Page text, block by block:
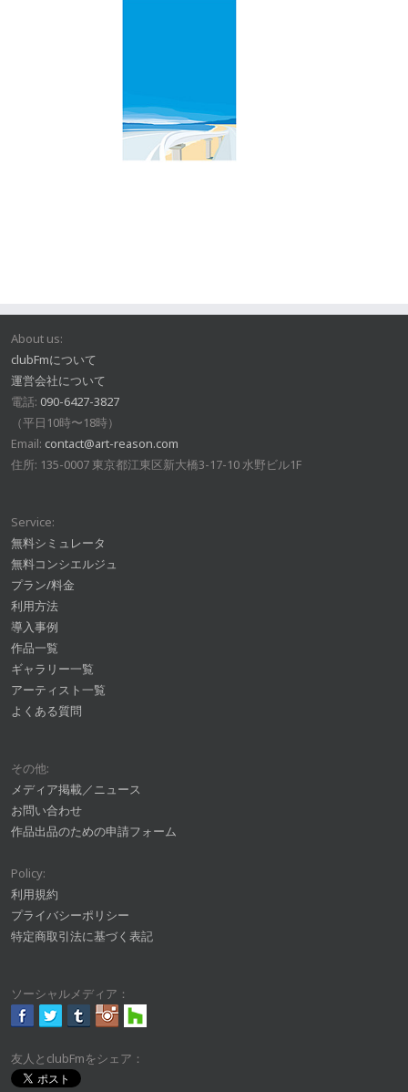
About us:
clubFmについて
運営会社について
電話: 090-6427-3827
（平日10時〜18時）
Email: contact@art-reason.com
住所: 135-0007 東京都江東区新大橋3-17-10 水野ビル1F
Service:
無料シミュレータ
無料コンシエルジュ
プラン/料金
利用方法
導入事例
作品一覧
ギャラリー一覧
アーティスト一覧
よくある質問
その他:
メディア掲載／ニュース
お問い合わせ
作品出品のための申請フォーム
Policy:
利用規約
プライバシーポリシー
特定商取引法に基づく表記
ソーシャルメディア：
友人とclubFmをシェア：